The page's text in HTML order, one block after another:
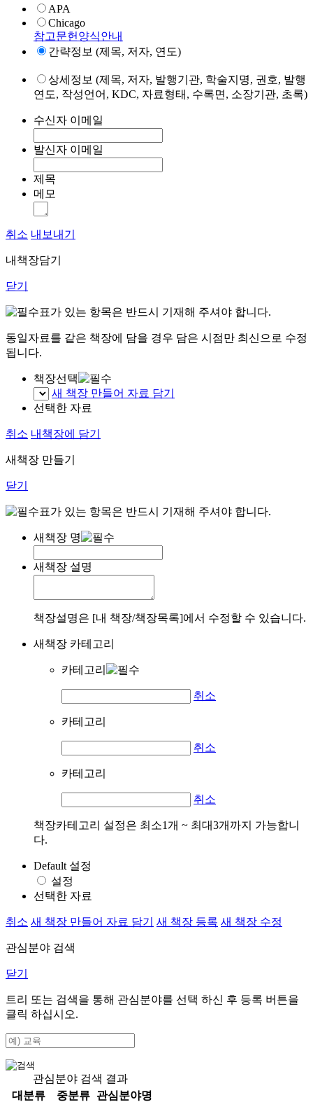
APA
Chicago
참고문헌양식안내
간략정보 (제목, 저자, 연도)
상세정보 (제목, 저자, 발행기관, 학술지명, 권호, 발행
연도, 작성언어, KDC, 자료형태, 수록면, 소장기관, 초록)
수신자 이메일
발신자 이메일
제목
메모
취소 내보내기
내책장담기
닫기
표가 있는 항목은 반드시 기재해 주셔야 합니다.
동일자료를 같은 책장에 담을 경우 담은 시점만 최신으로 수정
됩니다.
책장선택
새 책장 만들어 자료 담기
선택한 자료
취소 내책장에 담기
새책장 만들기
닫기
표가 있는 항목은 반드시 기재해 주셔야 합니다.
새책장 명
새책장 설명
책장설명은 [내 책장/책장목록]에서 수정할 수 있습니다.
새책장 카테고리
카테고리
취소
카테고리
취소
카테고리
취소
책장카테고리 설정은 최소1개 ~ 최대3개까지 가능합니
다.
Default 설정
설정
선택한 자료
취소 새 책장 만들어 자료 담기 새 책장 등록 새 책장 수정
관심분야 검색
닫기
트리 또는 검색을 통해 관심분야를 선택 하신 후 등록 버튼을
클릭 하십시오.
관심분야 검색 결과
대분류
중분류
관심분야명